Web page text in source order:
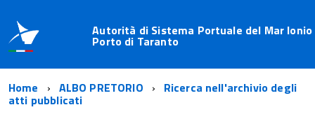
Autorità di Sistema Portuale del Mar
Porto di Taranto
Home ALBO PRETORIO Ricerca nell'archivio degli
atti pubblicati